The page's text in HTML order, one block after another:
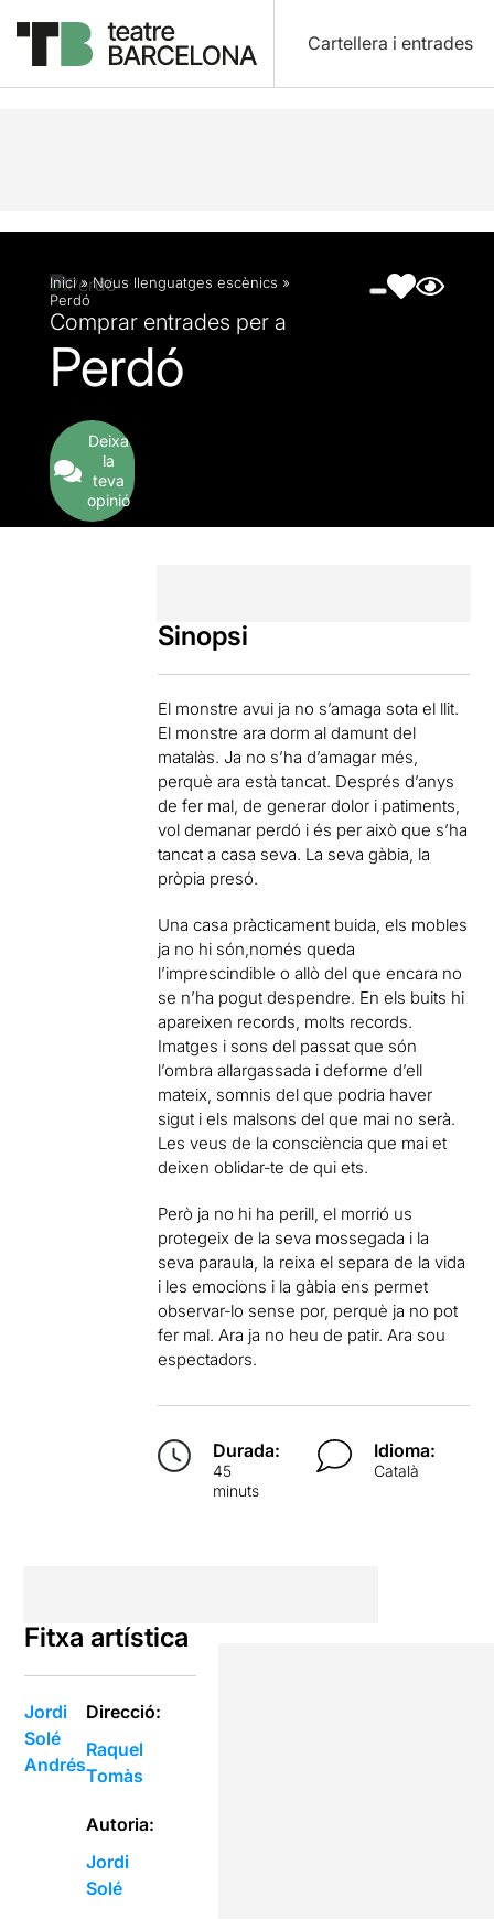
Cartellera i entrades
Descripció Fitxa artística Fotos i vídeos
Inici»Nous llenguatges escènics »
Perdó
Comprar entrades per a
Perdó
Deixa
la
teva
opinió
Sinopsi
El monstre avui ja no s’amaga sota el llit.
El monstre ara dorm al damunt del
matalàs. Ja no s’ha d’amagar més,
perquè ara està tancat. Després d’anys
de fer mal, de generar dolor i patiments,
vol demanar perdó i és per això que s’ha
tancat a casa seva. La seva gàbia, la
pròpia presó.
Una casa pràcticament buida, els mobles
ja no hi són,només queda
l’imprescindible o allò del que encara no
se n’ha pogut despendre. En els buits hi
apareixen records, molts records.
Imatges i sons del passat que són
l’ombra allargassada i deforme d’ell
mateix, somnis del que podria haver
sigut i els malsons del que mai no serà.
Les veus de la consciència que mai et
deixen oblidar‐te de qui ets.
Però ja no hi ha perill, el morrió us
protegeix de la seva mossegada i la
seva paraula, la reixa el separa de la vida
i les emocions i la gàbia ens permet
observar‐lo sense por, perquè ja no pot
fer mal. Ara ja no heu de patir. Ara sou
espectadors.
Durada:
45
minuts
Idioma:
Català
Fitxa artística
Jordi
Solé
Andrés
Direcció:
Raquel
Tomàs
Autoria:
Jordi
Solé